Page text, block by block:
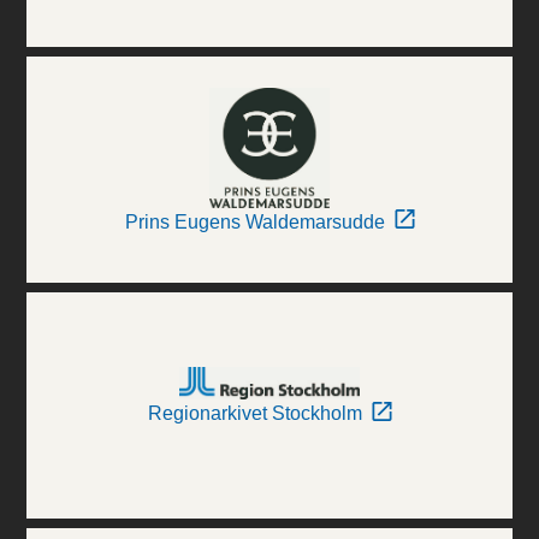
Prins Eugens Waldemarsudde
Regionarkivet Stockholm